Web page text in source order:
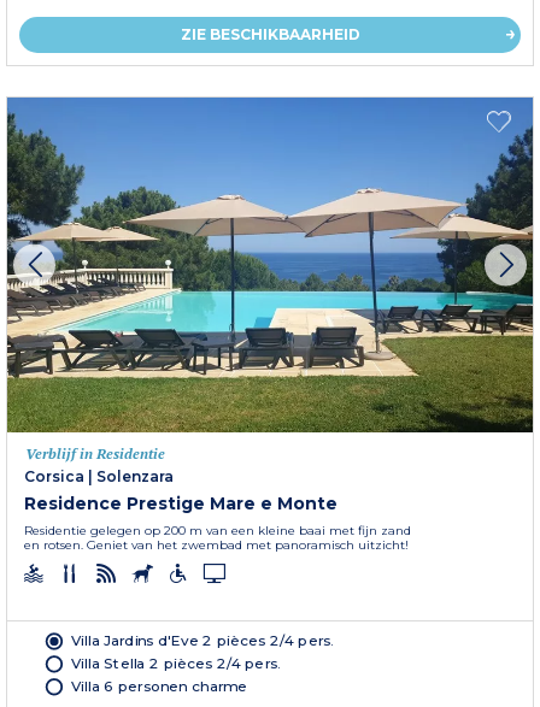
ZIE BESCHIKBAARHEID
Verblijf in Residentie
Corsica
Solenzara
Residence Prestige Mare e Monte
Residentie gelegen op 200 m van een kleine baai met fijn zand
en rotsen. Geniet van het zwembad met panoramisch uitzicht!
Villa Jardins d'Eve 2 pièces 2/4 pers.
Villa Stella 2 pièces 2/4 pers.
Villa 6 personen charme